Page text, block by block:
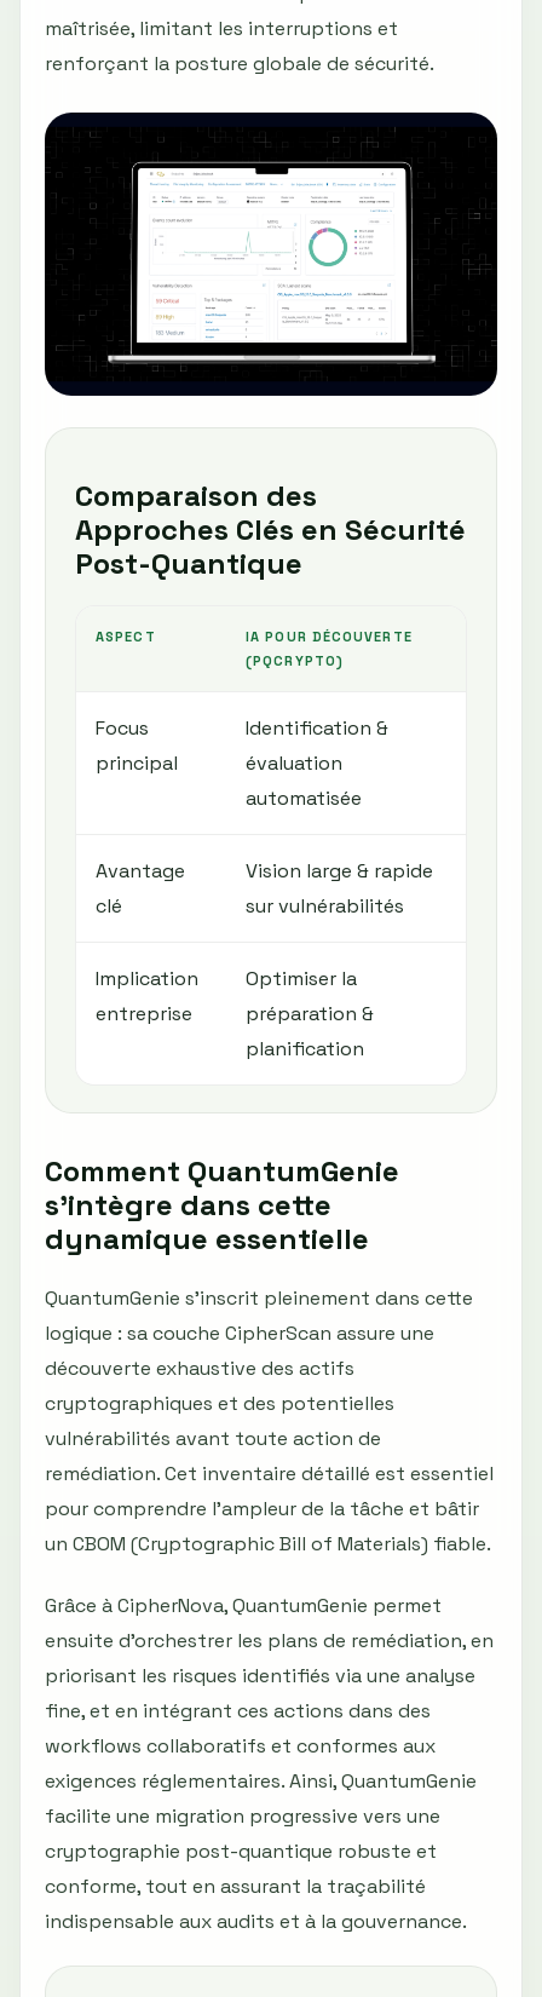
maîtrisée, limitant les interruptions et
renforçant la posture globale de sécurité.
Comparaison des
Approches Clés en Sécurité
Post-Quantique
ASPECT
IA POUR DÉCOUVERTE
(PQCRYPTO)
Focus
principal
Identification &
évaluation
automatisée
Avantage
clé
Vision large & rapide
sur vulnérabilités
Implication
entreprise
Optimiser la
préparation &
planification
Comment QuantumGenie
s’intègre dans cette
dynamique essentielle
QuantumGenie s'inscrit pleinement dans cette
logique : sa couche CipherScan assure une
découverte exhaustive des actifs
cryptographiques et des potentielles
vulnérabilités avant toute action de
remédiation. Cet inventaire détaillé est essentiel
pour comprendre l'ampleur de la tâche et bâtir
un CBOM (Cryptographic Bill of Materials) fiable.
Grâce à CipherNova, QuantumGenie permet
ensuite d’orchestrer les plans de remédiation, en
priorisant les risques identifiés via une analyse
fine, et en intégrant ces actions dans des
workflows collaboratifs et conformes aux
exigences réglementaires. Ainsi, QuantumGenie
facilite une migration progressive vers une
cryptographie post-quantique robuste et
conforme, tout en assurant la traçabilité
indispensable aux audits et à la gouvernance.